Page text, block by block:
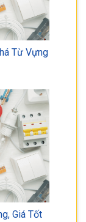
Từ Vựng
Giá Tốt